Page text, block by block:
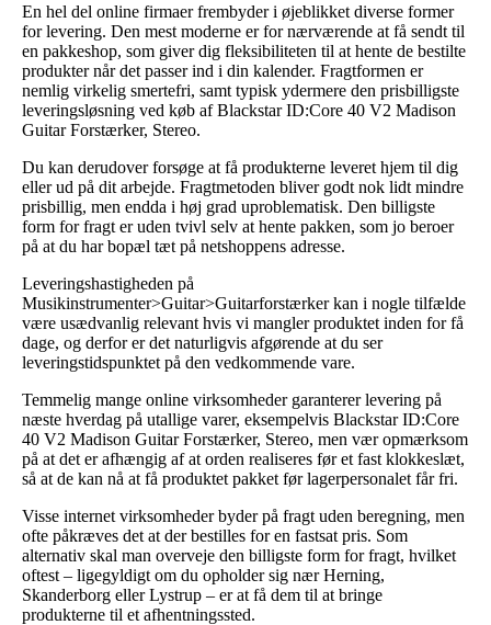
En hel del online firmaer frembyder i øjeblikket diverse former
for levering. Den mest moderne er for nærværende at få sendt til
en pakkeshop, som giver dig fleksibiliteten til at hente de bestilte
produkter når det passer ind i din kalender. Fragtformen er
nemlig virkelig smertefri, samt typisk ydermere den prisbilligste
leveringsløsning ved køb af Blackstar ID:Core 40 V2 Madison
Guitar Forstærker, Stereo.
Du kan derudover forsøge at få produkterne leveret hjem til dig
eller ud på dit arbejde. Fragtmetoden bliver godt nok lidt mindre
prisbillig, men endda i høj grad uproblematisk. Den billigste
form for fragt er uden tvivl selv at hente pakken, som jo beroer
på at du har bopæl tæt på netshoppens adresse.
Leveringshastigheden på
Musikinstrumenter>Guitar>Guitarforstærker kan i nogle tilfælde
være usædvanlig relevant hvis vi mangler produktet inden for få
dage, og derfor er det naturligvis afgørende at du ser
leveringstidspunktet på den vedkommende vare.
Temmelig mange online virksomheder garanterer levering på
næste hverdag på utallige varer, eksempelvis Blackstar ID:Core
40 V2 Madison Guitar Forstærker, Stereo, men vær opmærksom
på at det er afhængig af at orden realiseres før et fast klokkeslæt,
så at de kan nå at få produktet pakket før lagerpersonalet får fri.
Visse internet virksomheder byder på fragt uden beregning, men
ofte påkræves det at der bestilles for en fastsat pris. Som
alternativ skal man overveje den billigste form for fragt, hvilket
oftest – ligegyldigt om du opholder sig nær Herning,
Skanderborg eller Lystrup – er at få dem til at bringe
produkterne til et afhentningssted.